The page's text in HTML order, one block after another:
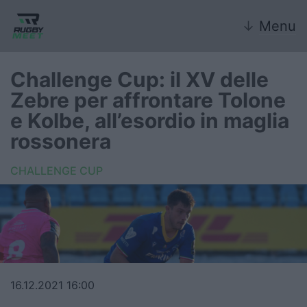
↓ Menu
Nazionale
Nazionali giovanili
Rugby Sevens
FIR
Internazionale
6 Nazioni
Challenge Cup: il XV delle
Zebre per affrontare Tolone
e Kolbe, all’esordio in maglia
rossonera
CHALLENGE CUP
16.12.2021 16:00